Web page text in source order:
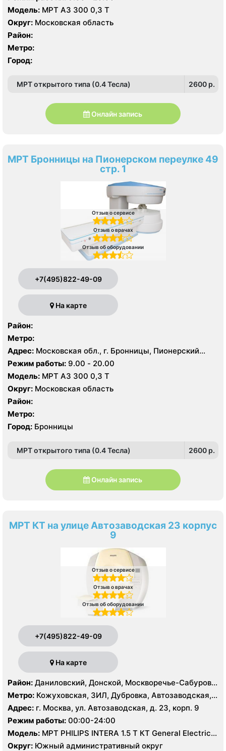
Модель: МРТ АЗ 300 0,3 Т
Округ: Московская область
Район:
Метро:
Город:
МРТ открытого типа (0.4 Тесла) 2600 p.
Онлайн запись
МРТ Бронницы на Пионерском переулке 49
стр. 1
Отзыв о сервисе
Отзыв о врачах
Отзыв об оборудовании
+7(495)822-49-09
На карте
Район:
Метро:
Адрес: Московская обл., г. Бронницы, Пионерский
пер., 49, стр. 1
Режим работы: 9.00 - 20.00
Модель: МРТ АЗ 300 0,3 Т
Округ: Московская область
Район:
Метро:
Город: Бронницы
МРТ открытого типа (0.4 Тесла) 2600 p.
Онлайн запись
МРТ КТ на улице Автозаводская 23 корпус
9
Отзыв о сервисе
Отзыв о врачах
Отзыв об оборудовании
+7(495)822-49-09
На карте
Район: Даниловский, Донской, Москворечье-Сабурово,
Нагатино-Садовники, Нагатинский Затон, Нагорный
Метро: Кожуховская, ЗИЛ, Дубровка, Автозаводская,
Нагатинская, Технопарк, Тульская, Угрешская
Адрес: г. Москва, ул. Автозаводская, д. 23, корп. 9
Режим работы: 00:00-24:00
Модель: МРТ PHILIPS INTERA 1.5 T КТ General Electric
LIGHT SPEED 64 среза
Округ: Южный административный округ